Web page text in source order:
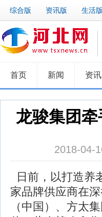
综合版 资讯版 生活版
首页 新闻 资讯
龙骏集团
2018-
日前，以打造养
家品牌供应商在
（中国）、方太